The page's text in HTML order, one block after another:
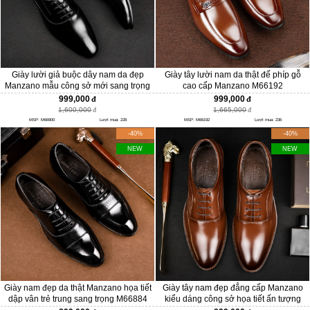
Giày lười giả buộc dây nam da đẹp
Manzano mẫu công sở mới sang trọng
và hiện đại M66900
999,000
1,600,000
MSP: M66900 Lượt mua: 228
Giày tây lười nam da thật đế phíp gỗ
cao cấp Manzano M66192
999,000
1,665,000
MSP: M66192 Lượt mua: 236
-40%
NEW
Giày nam đẹp da thật Manzano họa tiết
dập vân trẻ trung sang trọng M66884
-40%
NEW
Giày tây nam đẹp đẳng cấp Manzano
kiểu dáng công sở họa tiết ấn tượng